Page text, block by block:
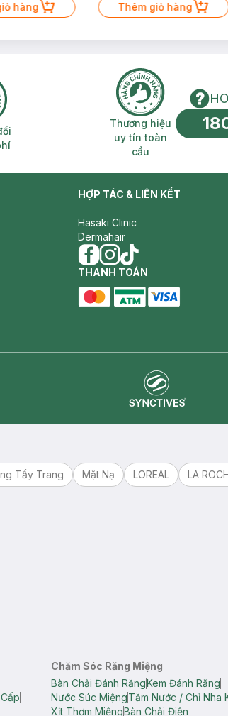
hàng Thêm giỏ hàng
đổi trả miễn phí Thương hiệu uy
Thương hiệu
uy tín toàn
cầu
HỢP TÁC & LIÊN KẾT
Hasaki Clinic
Dermahair
facebook
instagram
tiktok
THANH TOÁN
Tẩy Trang Mặt Nạ LOREAL LA
Chăm Sóc Răng Miệng
Bàn Chải Đánh RăngKem Đánh Răng
Nước Súc MiệngTăm Nước / Chỉ Nha
Xịt Thơm MiệngBàn Chải Điện